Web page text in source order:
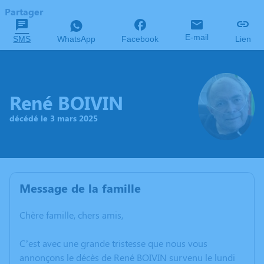
Partager
SMS WhatsApp Facebook E-mail Lien
René BOIVIN
décédé le 3 mars 2025
Message de la famille
Chère famille, chers amis,
C’est avec une grande tristesse que nous vous
annonçons le décès de René BOIVIN survenu le lundi